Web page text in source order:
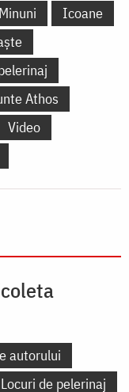
Minuni
Icoane
Athos
Video
autorului
Locuri de pelerinaj